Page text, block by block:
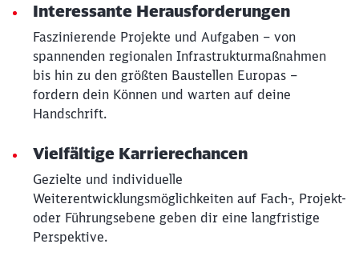
Interessante Herausforderungen
Faszinierende Projekte und Aufgaben – von
spannenden regionalen Infrastrukturmaßnahmen
bis hin zu den größten Baustellen Europas –
fordern dein Können und warten auf deine
Handschrift.
Vielfältige Karrierechancen
Gezielte und individuelle
Weiterentwicklungsmöglichkeiten auf Fach-, Projekt-
oder Führungsebene geben dir eine langfristige
Perspektive.